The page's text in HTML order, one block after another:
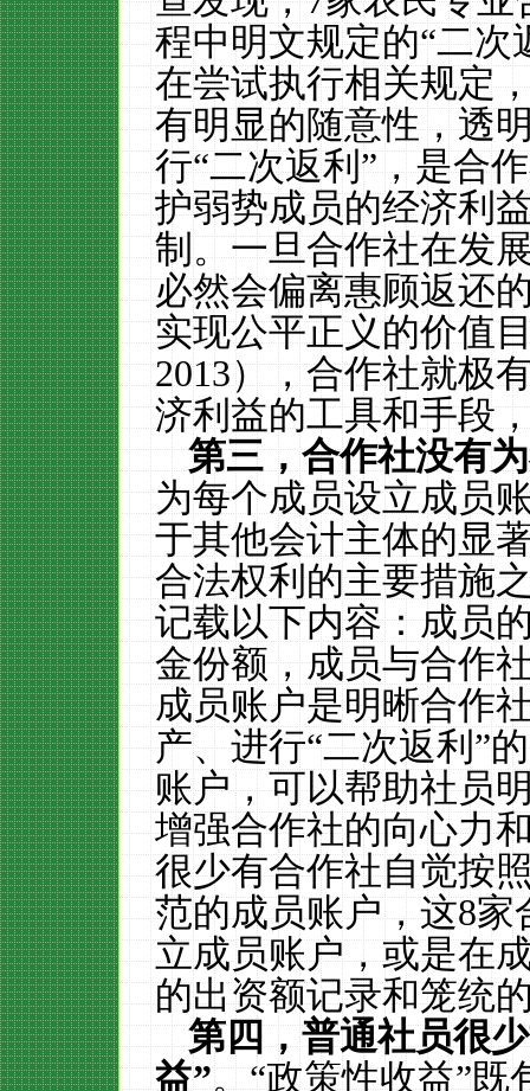
程中明文规定的“二次
在尝试执行相关规定
有明显的随意性，透
行“二次返利”，是合
护弱势成员的经济利
制。一旦合作社在发
必然会偏离惠顾返还
实现公平正义的价值
2013），合作社就极
济利益的工具和手段
第三，合作社没有
为每个成员设立成员
于其他会计主体的显
合法权利的主要措施
记载以下内容：成员
金份额，成员与合作
成员账户是明晰合作
产、进行“二次返利”
账户，可以帮助社员
增强合作社的向心力
很少有合作社自觉按
范的成员账户，这8家
立成员账户，或是在
的出资额记录和笼统
第四，普通社员很
益”。“政策性收益”